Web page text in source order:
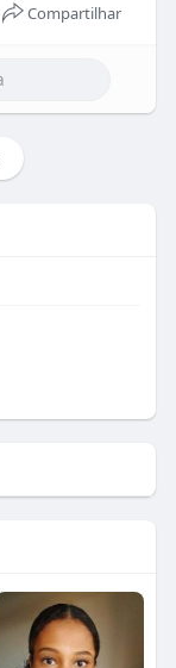
Compartilhar